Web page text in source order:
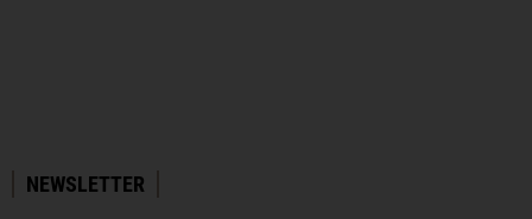
NEWSLETTER